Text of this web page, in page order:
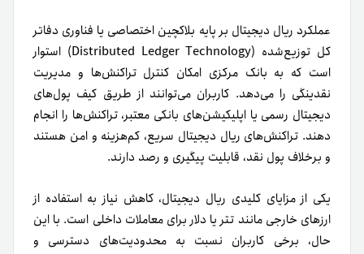
عملکرد ریال دیجیتال بر پایه بلاکچین اختصاصی یا فناوری دفاتر
کل توزیع‌شده (Distributed Ledger Technology) استوار
است که به بانک مرکزی امکان کنترل تراکنش‌ها و مدیریت
نقدینگی را می‌دهد. کاربران می‌توانند از طریق کیف پول‌های
دیجیتال رسمی یا اپلیکیشن‌های بانکی معتبر، تراکنش‌ها را انجام
دهند. تراکنش‌های ریال دیجیتال سریع، کم‌هزینه و امن هستند
و برخلاف پول نقد، قابلیت پیگیری و رصد دارند.
یکی از مزایای کلیدی ریال دیجیتال، کاهش نیاز به استفاده از
ارزهای خارجی مانند تتر یا دلار برای معاملات داخلی است. با این
حال، برخی کاربران نسبت به محدودیت‌های دسترسی و